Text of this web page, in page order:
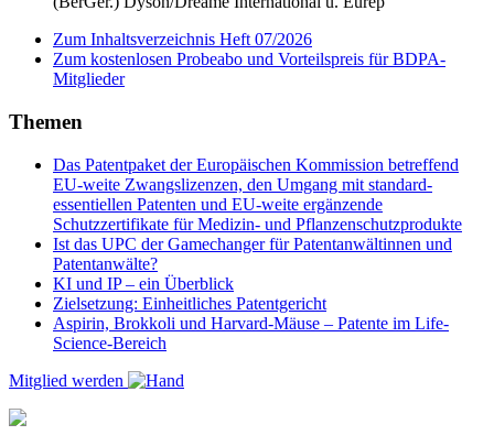
Zum Inhaltsverzeichnis Heft 07/2026
Zum kostenlosen Probeabo und Vorteilspreis für BDPA-
Mitglieder
Themen
Das Patentpaket der Europäischen Kommission betreffend
EU-weite Zwangslizenzen, den Umgang mit standard-
essentiellen Patenten und EU-weite ergänzende
Schutzzertifikate für Medizin- und Pflanzenschutzprodukte
Ist das UPC der Gamechanger für Patentanwältinnen und
Patentanwälte?
KI und IP – ein Überblick
Zielsetzung: Einheitliches Patentgericht
Aspirin, Brokkoli und Harvard-Mäuse – Patente im Life-
Science-Bereich
Mitglied werden